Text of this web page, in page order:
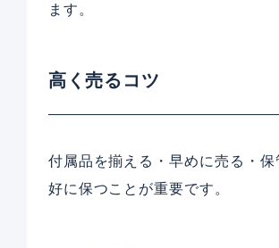
ます。
高く売るコツ
付属品を揃える・早めに売る・保
好に保つことが重要です。